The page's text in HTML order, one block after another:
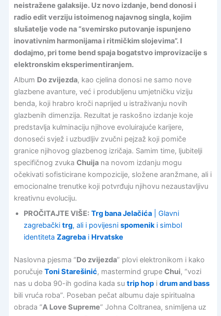
neistražene galaksije. Uz novo izdanje, bend donosi i
radio edit verziju istoimenog najavnog singla, kojim
slušatelje vode na “svemirsko putovanje ispunjeno
inovativnim harmonijama i ritmičkim slojevima”. I
dodajmo, pri tome bend spaja bogatstvo improvizacije s
elektronskim eksperimentiranjem.
Album Do zvijezda, kao cjelina donosi ne samo nove
glazbene avanture, već i produbljenu umjetničku viziju
benda, koji hrabro kroči naprijed u istraživanju novih
glazbenih dimenzija. Rezultat je raskošno izdanje koje
predstavlja kulminaciju njihove evoluirajuće karijere,
donoseći svjež i uzbudljiv zvučni pejzaž koji pomiče
granice njihovog glazbenog izričaja. Samim time, ljubitelji
specifičnog zvuka Chuijana novom izdanju mogu
očekivati sofisticirane kompozicije, složene aranžmane, ali i
emocionalne trenutke koji potvrđuju njihovu nezaustavljivu
kreativnu evoluciju.
PROČITAJTE VIŠE: Trg bana Jelačića| Glavni
zagrebački trg, ali i povijesni spomeniki simbol
identiteta Zagrebai Hrvatske
Naslovna pjesma “Do zvijezda” plovi elektronikom i kako
poručuje Toni Starešinić, mastermind grupe Chui, “vozi
nas u doba 90-ih godina kada su trip hopi drum and bass
bili vruća roba”. Poseban pečat albumu daje spiritualna
obrada “A Love Supreme” Johna Coltranea, snimljena uz